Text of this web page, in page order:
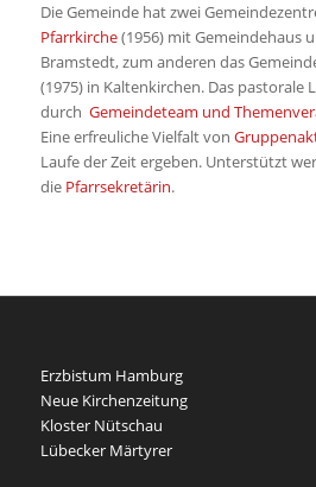
Die Gemeinde hat zwei
Pfarrkirche(1956) mit Gemeindehaus
Bramstedt, zum anderen das
(1975) in Kaltenkirchen. Das pastorale
durch Gemeindeteam und
Eine erfreuliche Vielfalt von
Laufe der Zeit ergeben. Unterstützt
die Pfarrsekretärin.
Erzbistum Hamburg
Neue Kirchenzeitung
Kloster Nütschau
Lübecker Märtyrer